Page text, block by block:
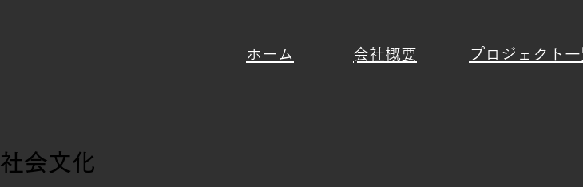
ホーム ​会社概要 プロジェクト
社会文化